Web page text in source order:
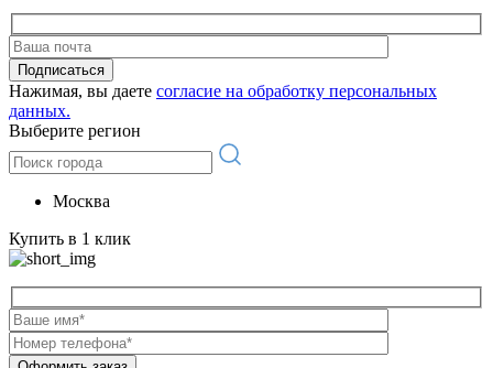
Подписаться
Нажимая, вы даете согласие на обработку персональных
данных.
Выберите регион
Москва
Купить в 1 клик